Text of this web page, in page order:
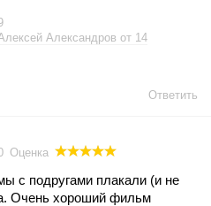
Александров от 14
Ответить
Оценка
с подругами плакали (и не
Очень хороший фильм